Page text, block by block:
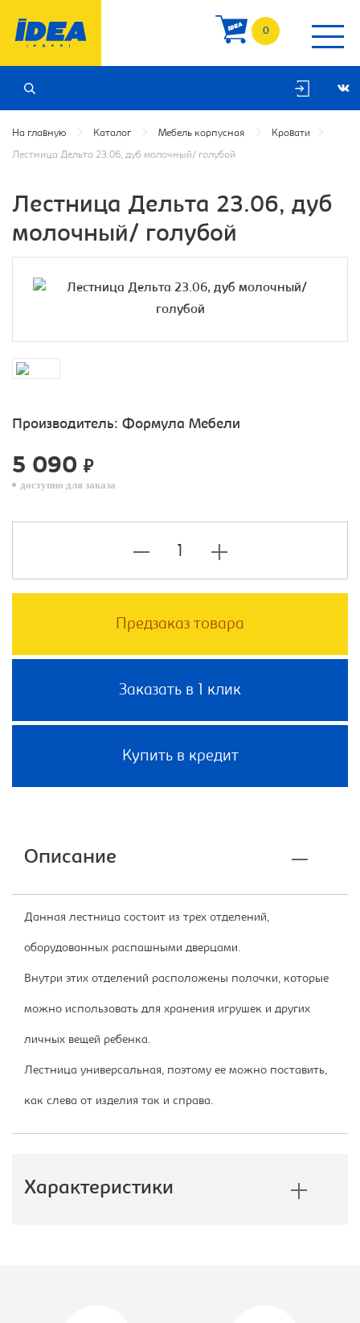
0
На главную Каталог Мебель корпусная Кровати
Лестница Дельта 23.06, дуб молочный/ голубой
Лестница Дельта 23.06, дуб
молочный/ голубой
Производитель: Формула Мебели
5 090 ₽
доступно для заказа
Предзаказ товара
Заказать в 1 клик
Купить в кредит
Описание
Данная лестница состоит из трех отделений,
оборудованных распашными дверцами.
Внутри этих отделений расположены полочки, которые
можно использовать для хранения игрушек и других
личных вещей ребенка.
Лестница универсальная, поэтому ее можно поставить,
как слева от изделия так и справа.
Характеристики